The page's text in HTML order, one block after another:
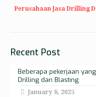
Perusahaan Jasa Drilling
Recent Post
Beberapa pekerjaan
Drilling dan Blasting
January 8, 2025